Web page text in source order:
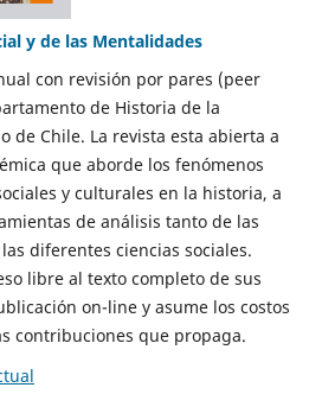
y de las Mentalidades
con revisión por pares (peer
de Historia de la
de Chile. La revista esta abierta a
que aborde los fenómenos
y culturales en la historia, a
de análisis tanto de las
diferentes ciencias sociales.
libre al texto completo de sus
on-line y asume los costos
contribuciones que propaga.